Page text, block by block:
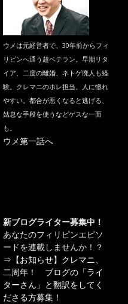
ウメは元経営者で、30年前からフィ
リピンへ通う超ベテラン。早期リタ
イア、二度の離婚、ネトゲ廃人も経
験。クレマニのホレ担当。人に惚れ
やすい。都合が悪くなると逃げる、
姑息な手段を使うなどゲスな一面
も。
ウメ第一話へ
新ブログライター募集中！
あなたのフィリピンエピソ
ードを連載しませんか！？
⇒ 【お知らせ】クレマニ、
二周年！ ブログの「ライ
ターさん」と翻訳をしてく
ださる方募集！